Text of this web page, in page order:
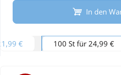
Tierbedarf
Wellness
In den
€ 100 St für 24,99 €